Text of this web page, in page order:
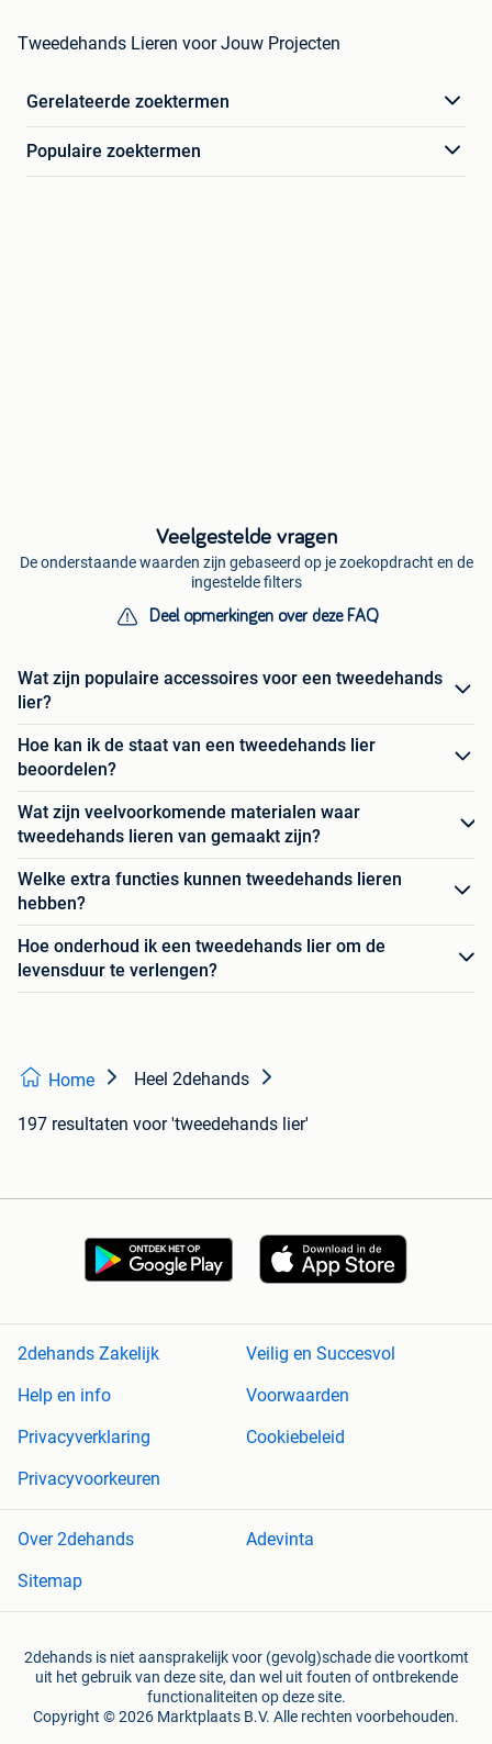
Tweedehands Lieren voor Jouw Projecten
Gerelateerde zoektermen
Populaire zoektermen
Veelgestelde vragen
De onderstaande waarden zijn gebaseerd op je zoekopdracht en de
ingestelde filters
Deel opmerkingen over deze FAQ
Wat zijn populaire accessoires voor een tweedehands
lier?
Hoe kan ik de staat van een tweedehands lier
beoordelen?
Wat zijn veelvoorkomende materialen waar
tweedehands lieren van gemaakt zijn?
Welke extra functies kunnen tweedehands lieren
hebben?
Hoe onderhoud ik een tweedehands lier om de
levensduur te verlengen?
Home Heel 2dehands
197 resultaten voor 'tweedehands lier'
2dehands Zakelijk
Veilig en Succesvol
Help en info
Voorwaarden
Privacyverklaring
Cookiebeleid
Privacyvoorkeuren
Over 2dehands
Adevinta
Sitemap
2dehands is niet aansprakelijk voor (gevolg)schade die voortkomt
uit het gebruik van deze site, dan wel uit fouten of ontbrekende
functionaliteiten op deze site.
Copyright © 2026 Marktplaats B.V. Alle rechten voorbehouden.